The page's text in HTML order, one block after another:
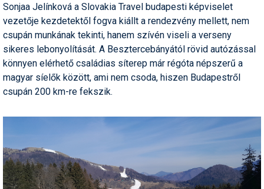
Símánia
Síruházat
Síszerviz
Snowboard
Snowboardfelszerelés
Sonjaa Jelínková a Slovakia Travel budapesti képviselet
vezetője kezdetektől fogva kiállt a rendezvény mellett, nem
csupán munkának tekinti, hanem szívén viseli a verseny
sikeres lebonyolítását. A Besztercebányától rövid autózással
könnyen elérhető családias síterep már régóta népszerű a
magyar síelők között, ami nem csoda, hiszen Budapestről
csupán 200 km-re fekszik.